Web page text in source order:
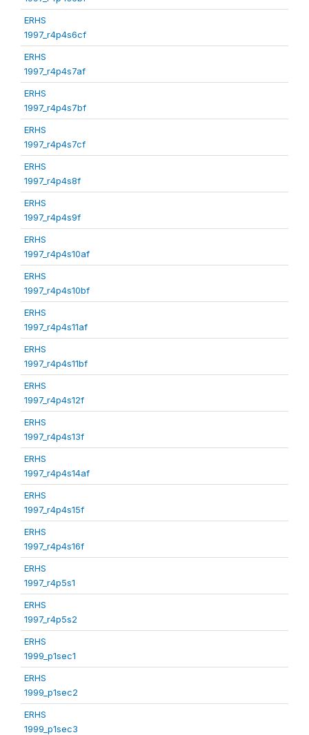
ERHS
1997_r4p4s6cf
ERHS
1997_r4p4s7af
ERHS
1997_r4p4s7bf
ERHS
1997_r4p4s7cf
ERHS
1997_r4p4s8f
ERHS
1997_r4p4s9f
ERHS
1997_r4p4s10af
ERHS
1997_r4p4s10bf
ERHS
1997_r4p4s11af
ERHS
1997_r4p4s11bf
ERHS
1997_r4p4s12f
ERHS
1997_r4p4s13f
ERHS
1997_r4p4s14af
ERHS
1997_r4p4s15f
ERHS
1997_r4p4s16f
ERHS
1997_r4p5s1
ERHS
1997_r4p5s2
ERHS
1999_p1sec1
ERHS
1999_p1sec2
ERHS
1999_p1sec3